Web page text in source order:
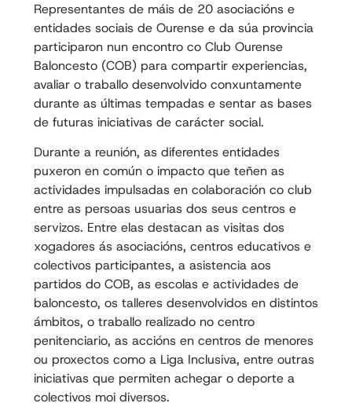
Representantes de máis de 20 asociacións e
entidades sociais de Ourense e da súa provincia
participaron nun encontro co Club Ourense
Baloncesto (COB) para compartir experiencias,
avaliar o traballo desenvolvido conxuntamente
durante as últimas tempadas e sentar as bases
de futuras iniciativas de carácter social.
Durante a reunión, as diferentes entidades
puxeron en común o impacto que teñen as
actividades impulsadas en colaboración co club
entre as persoas usuarias dos seus centros e
servizos. Entre elas destacan as visitas dos
xogadores ás asociacións, centros educativos e
colectivos participantes, a asistencia aos
partidos do COB, as escolas e actividades de
baloncesto, os talleres desenvolvidos en distintos
ámbitos, o traballo realizado no centro
penitenciario, as accións en centros de menores
ou proxectos como a Liga Inclusiva, entre outras
iniciativas que permiten achegar o deporte a
colectivos moi diversos.